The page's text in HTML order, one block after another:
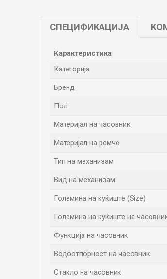
СПЕЦИФИКАЦИЈА
Карактеристика
Категорија
Бренд
Пол
Материјал на часовник
Материјал на ремче
Тип на механизам
Вид на механизам
Големина на куќиште (Size)
Големина на куќиште на
Функција на часовник
Водоотпорност на часовник
Стакло на часовник